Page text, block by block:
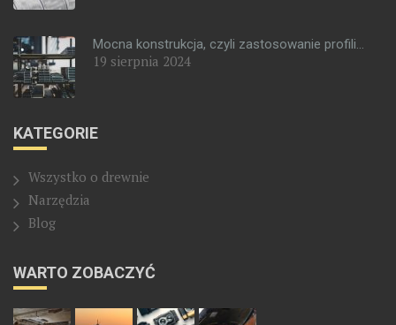
Mocna konstrukcja, czyli zastosowanie profili...
19 sierpnia 2024
KATEGORIE
Wszystko o drewnie
Narzędzia
Blog
WARTO ZOBACZYĆ